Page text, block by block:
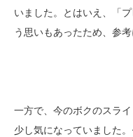
いました。とはいえ、「
う思いもあったため、参
一方で、今のボクのスラ
少し気になっていました